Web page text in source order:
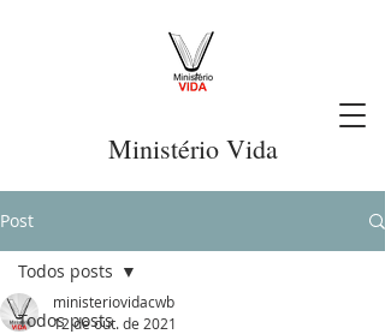
Ministério Vida
Post
Todos posts
Todos posts
ministeriovidacwb
12 de out. de 2021